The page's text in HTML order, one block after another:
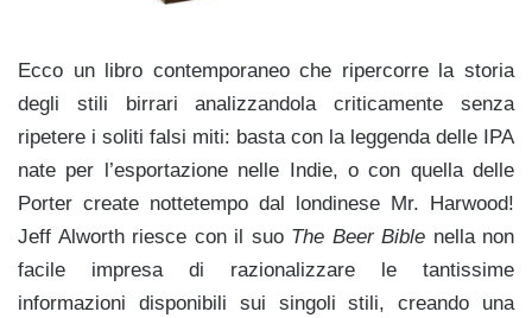
Ecco un libro contemporaneo che ripercorre la storia
degli stili birrari analizzandola criticamente senza
ripetere i soliti falsi miti: basta con la leggenda delle IPA
nate per l’esportazione nelle Indie, o con quella delle
Porter create nottetempo dal londinese Mr. Harwood!
Jeff Alworth riesce con il suo The Beer Bible nella non
facile impresa di razionalizzare le tantissime
informazioni disponibili sui singoli stili, creando una